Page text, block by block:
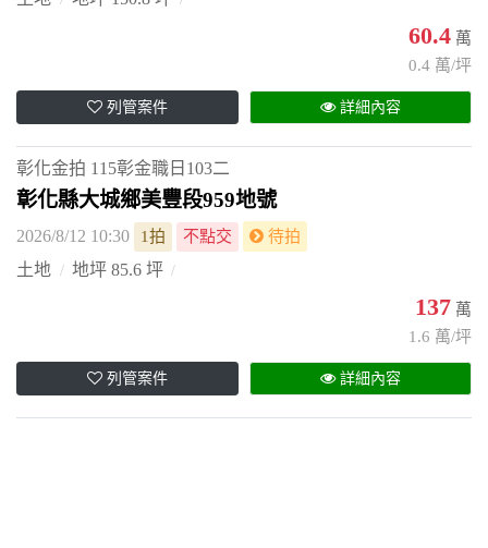
60.4 萬
0.4 萬/坪
列管案件 詳細內容
彰化金拍 115彰金職日103二
彰化縣大城鄉美豐段959地號
2026/8/12 10:30 1拍 不點交 待拍
土地 地坪 85.6 坪
137 萬
1.6 萬/坪
列管案件 詳細內容